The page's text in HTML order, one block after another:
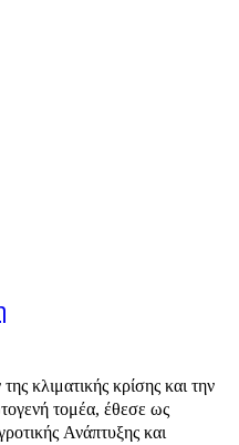
κλιματικής κρίσης και την
τομέα, έθεσε ως
Ανάπτυξης και